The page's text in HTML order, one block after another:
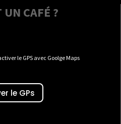
CAFÉ ?
le GPS avec Goolge Maps
le GPs